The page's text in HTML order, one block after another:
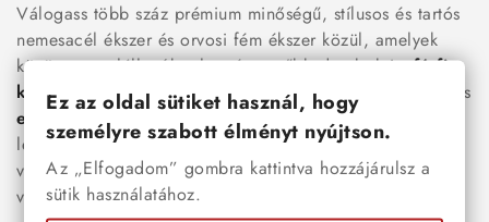
Válogass több száz prémium minőségű, stílusos és tartós
nemesacél ékszer és orvosi fém ékszer közül, amelyek
között megtalálhatók a legnépszerűbb darabok is:férfi
karkötők
, női nyakláncok , karikagyűrűk
és
esküvői kiegészítőkegyaránt. Webáruházunkban a
legújabb trendeket követő, mégis időtálló ékszerek közül
választhatsz – legyen szó ajándékról, mindennapi
viseletről vagy különleges alkalmakról.
Ez az oldal sütiket használ, hogy
személyre szabott élményt nyújtson.
Az „Elfogadom” gombra kattintva hozzájárulsz a
sütik használatához.